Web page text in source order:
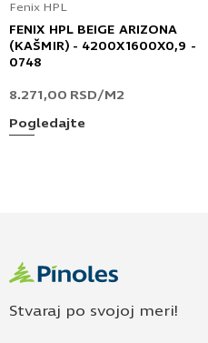
Fenix HPL
FENIX HPL BEIGE ARIZONA
(KAŠMIR) - 4200X1600X0,9 -
0748
8.271,00 RSD/M2
Pogledajte
Stvaraj po svojoj meri!